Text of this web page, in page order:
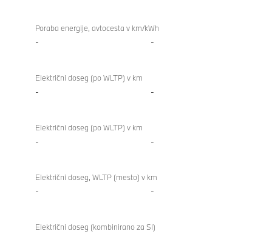
Poraba energije, avtocesta v km/kWh
- -
Električni doseg (po WLTP) v km
- -
Električni doseg (po WLTP) v km
- -
Električni doseg, WLTP (mesto) v km
- -
Električni doseg (kombinirano za SI)